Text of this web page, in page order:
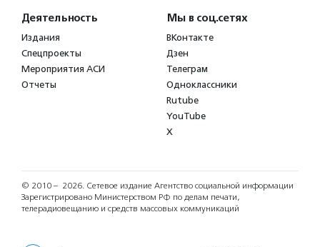
Деятельность
Издания
Спецпроекты
Мероприятия АСИ
Отчеты
Мы в соц.сетях
ВКонтакте
Дзен
Телеграм
Одноклассники
Rutube
YouTube
X
© 2010 – 2026. Сетевое издание Агентство социальной информации
Зарегистрировано Министерством РФ по делам печати,
телерадиовещанию и средств массовых коммуникаций